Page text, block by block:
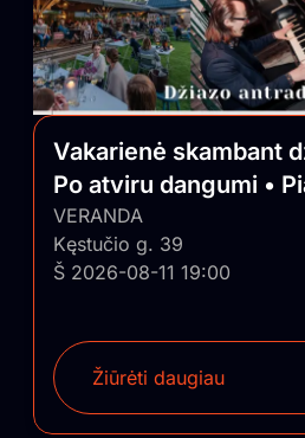
Vakarienė skambant
Po atviru dangumi •
VERANDA
Kęstučio g. 39
Š 2026-08-11 19:00
Žiūrėti daugiau